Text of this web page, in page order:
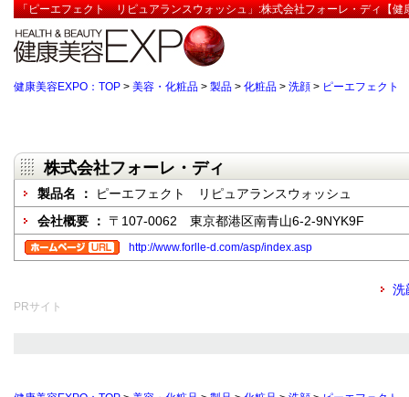
「ピーエフェクト リピュアランスウォッシュ」:株式会社フォーレ・ディ【健
健康美容EXPO：TOP > 美容・化粧品 > 製品 > 化粧品 > 洗顔 > ピーエフェクト
株式会社フォーレ・ディ
製品名 ：
ピーエフェクト リピュアランスウォッシュ
会社概要 ： 〒107-0062 東京都港区南青山6-2-9NYK9F
http://www.forlle-d.com/asp/index.asp
洗
PRサイト